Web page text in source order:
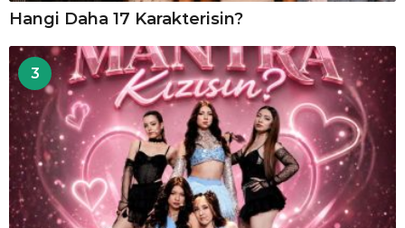
Hangi Daha 17 Karakterisin?
3